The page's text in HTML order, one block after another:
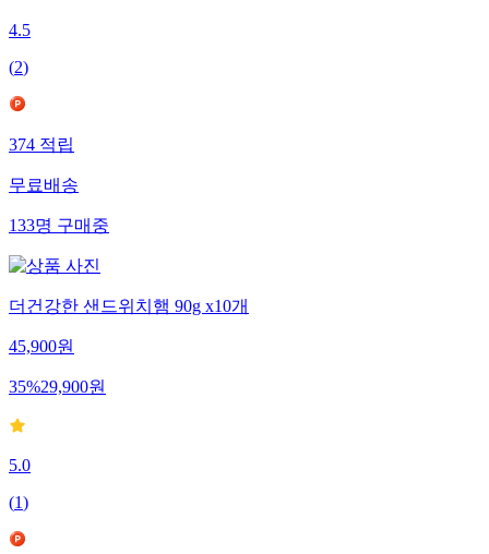
4.5
(2)
374적립
무료배송
133명구매중
더건강한 샌드위치햄 90g x10개
45,900원
35%29,900원
5.0
(1)